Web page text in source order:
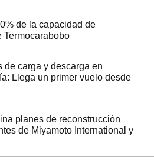
de la capacidad de
Termocarabobo
de carga y descarga en
Llega un primer vuelo desde
planes de reconstrucción
de Miyamoto International y